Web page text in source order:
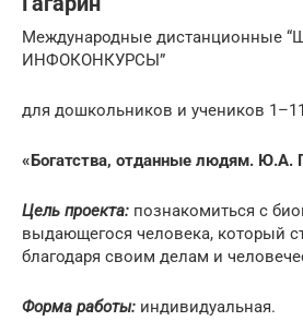
Международные дистанционные
ИНФОКОНКУРСЫ”
для дошкольников и учеников
«Богатства, отданные людям. Ю.А.
Цель проекта: познакомиться с
выдающегося человека, который
благодаря своим делам и
Форма работы: индивидуальная.